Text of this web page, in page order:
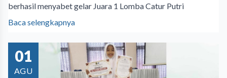
berhasil menyabet gelar Juara 1 Lomba Catur Putri
Baca selengkapnya
01
AGU